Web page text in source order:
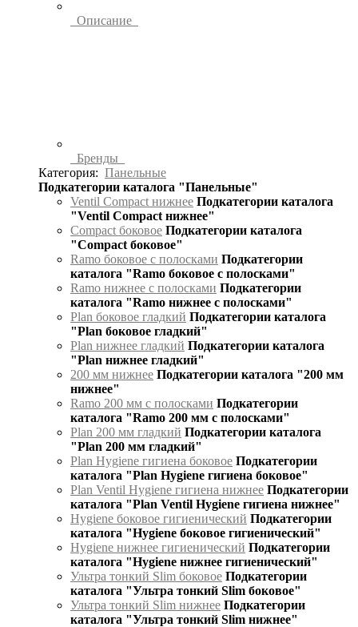
Описание
Бренды
Категория: Панельные
Подкатегории каталога "Панельные"
Ventil Compact нижнее Подкатегории каталога
"Ventil Compact нижнее"
Compact боковое Подкатегории каталога
"Compact боковое"
Ramo боковое с полосками Подкатегории
каталога "Ramo боковое с полосками"
Ramo нижнее с полосками Подкатегории
каталога "Ramo нижнее с полосками"
Plan боковое гладкий Подкатегории каталога
"Plan боковое гладкий"
Plan нижнее гладкий Подкатегории каталога
"Plan нижнее гладкий"
200 мм нижнее Подкатегории каталога "200 мм
нижнее"
Ramo 200 мм с полосками Подкатегории
каталога "Ramo 200 мм с полосками"
Plan 200 мм гладкий Подкатегории каталога
"Plan 200 мм гладкий"
Plan Hygiene гигиена боковое Подкатегории
каталога "Plan Hygiene гигиена боковое"
Plan Ventil Hygiene гигиена нижнее Подкатегории
каталога "Plan Ventil Hygiene гигиена нижнее"
Hygiene боковое гигиенический Подкатегории
каталога "Hygiene боковое гигиенический"
Hygiene нижнее гигиенический Подкатегории
каталога "Hygiene нижнее гигиенический"
Ультра тонкий Slim боковое Подкатегории
каталога "Ультра тонкий Slim боковое"
Ультра тонкий Slim нижнее Подкатегории
каталога "Ультра тонкий Slim нижнее"